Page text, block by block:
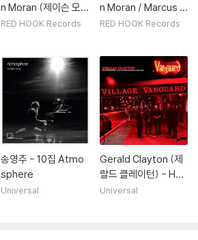
n Moran (제이슨 모
란) / Marcus Gilmor
RED HOOK Records
n Moran / Marcus G
ilmore - Refract
RED HOOK Records
송영주 - 10집 Atmo
sphere
Universal
Gerald Clayton (제
랄드 클레이턴) - Hap
pening: Live At Th
Universal